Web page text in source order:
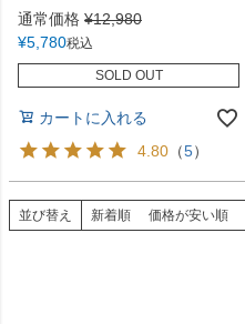
通常価格 ¥12,980
¥5,780税込
SOLD OUT
カートに入れる
4.80 （5）
並び替え 新着順 価格が安い順